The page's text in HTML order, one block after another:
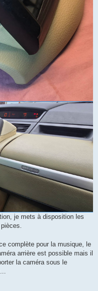
je mets à disposition les
complète pour la musique, le
arrière est possible mais il
la caméra sous le